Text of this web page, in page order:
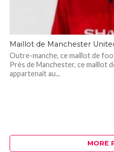
Maillot de Manchester
Outre-manche, ce maillot de
Près de Manchester, ce maillot
appartenait au...
MORE